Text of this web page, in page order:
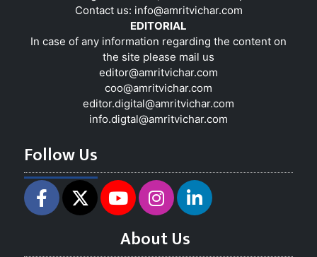
Contact us: info@amritvichar.com
EDITORIAL
In case of any information regarding the content on
the site please mail us
editor@amritvichar.com
coo@amritvichar.com
editor.digital@amritvichar.com
info.digtal@amritvichar.com
Follow Us
About Us